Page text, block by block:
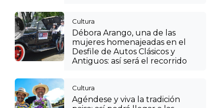
Cultura
Débora Arango, una de las
mujeres homenajeadas en el
Desfile de Autos Clásicos y
Antiguos: así será el recorrido
Cultura
Agéndese y viva la tradición